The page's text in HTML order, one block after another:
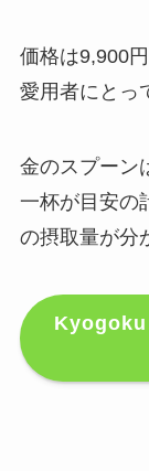
価格は9,900
愛用者にとっ
金のスプーン
一杯が目安の
の摂取量が分
Kyogoku